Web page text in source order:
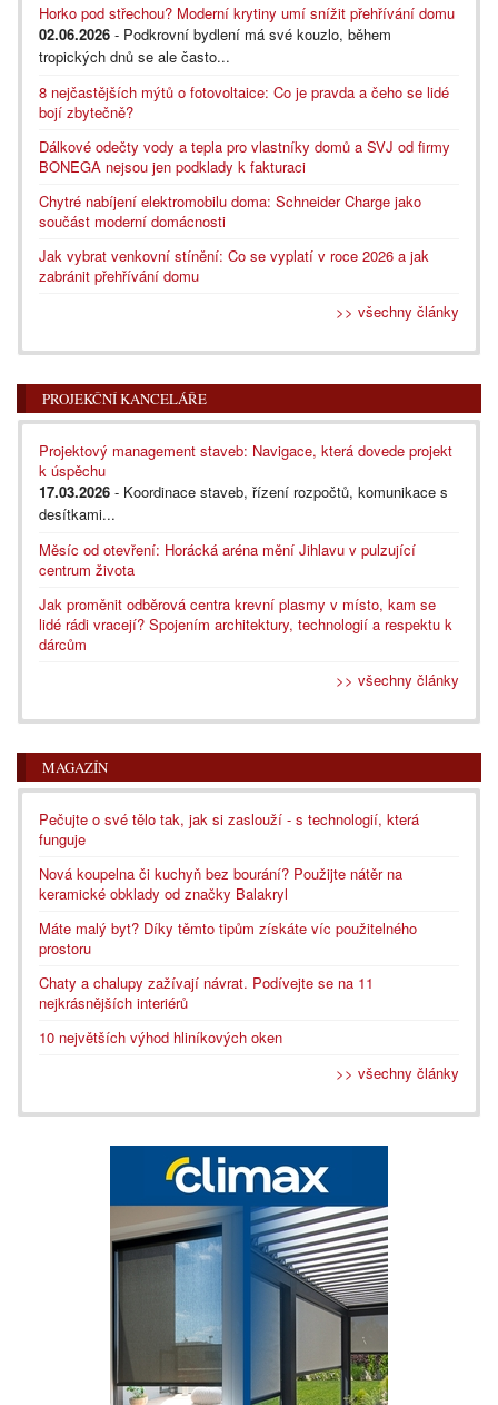
Horko pod střechou? Moderní krytiny umí snížit přehřívání domu
02.06.2026 - Podkrovní bydlení má své kouzlo, během
tropických dnů se ale často...
8 nejčastějších mýtů o fotovoltaice: Co je pravda a čeho se lidé
bojí zbytečně?
Dálkové odečty vody a tepla pro vlastníky domů a SVJ od firmy
BONEGA nejsou jen podklady k fakturaci
Chytré nabíjení elektromobilu doma: Schneider Charge jako
součást moderní domácnosti
Jak vybrat venkovní stínění: Co se vyplatí v roce 2026 a jak
zabránit přehřívání domu
>> všechny články
PROJEKČNÍ KANCELÁŘE
Projektový management staveb: Navigace, která dovede projekt
k úspěchu
17.03.2026 - Koordinace staveb, řízení rozpočtů, komunikace s
desítkami...
Měsíc od otevření: Horácká aréna mění Jihlavu v pulzující
centrum života
Jak proměnit odběrová centra krevní plasmy v místo, kam se
lidé rádi vracejí? Spojením architektury, technologií a respektu k
dárcům
>> všechny články
MAGAZÍN
Pečujte o své tělo tak, jak si zaslouží - s technologií, která
funguje
Nová koupelna či kuchyň bez bourání? Použijte nátěr na
keramické obklady od značky Balakryl
Máte malý byt? Díky těmto tipům získáte víc použitelného
prostoru
Chaty a chalupy zažívají návrat. Podívejte se na 11
nejkrásnějších interiérů
10 největších výhod hliníkových oken
>> všechny články